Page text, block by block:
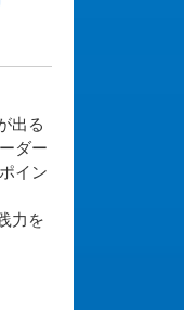
出る
ダー
イン
力を